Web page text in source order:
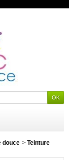
douce > Teinture